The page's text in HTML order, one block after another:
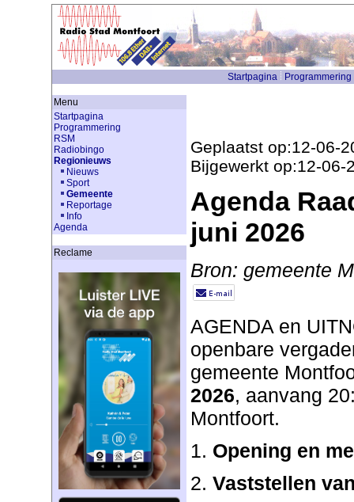
Startpagina Programmering
Menu
Startpagina
Programmering
RSM
Radiobingo
Regionieuws
Nieuws
Sport
Gemeente
Reportage
Info
Agenda
Reclame
Geplaatst op:12-06-
Bijgewerkt op:12-06-
Agenda
juni 2026
Bron: gemeente
AGENDA en
openbare
gemeente
2026, aanvang
Montfoort.
1. Opening en
2. Vaststellen